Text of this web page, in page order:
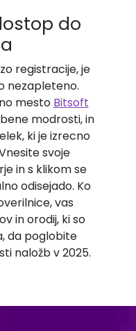
do
registracije, je
nezapleteno.
mesto Bitsoft
modrosti, in
ki je izrecno
svoje
in s klikom se
odisejado. Ko
vas
in orodij, ki so
da poglobite
naložb v 2025.